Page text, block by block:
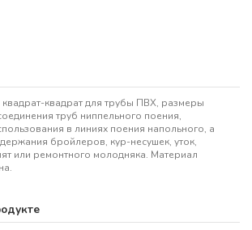
квадрат-квадрат для трубы ПВХ, размеры
труб ниппельного поения,
в линиях поения напольного, а
бройлеров, кур-несушек, уток,
или ремонтного молодняка. Материал